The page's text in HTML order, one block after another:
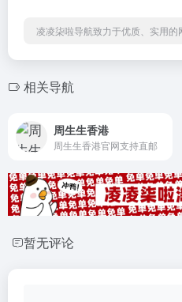
凌凌柒啦导航致力于优质、实用的
相关导航
周生生香港
周生生香港官网支持直邮
暂无评论